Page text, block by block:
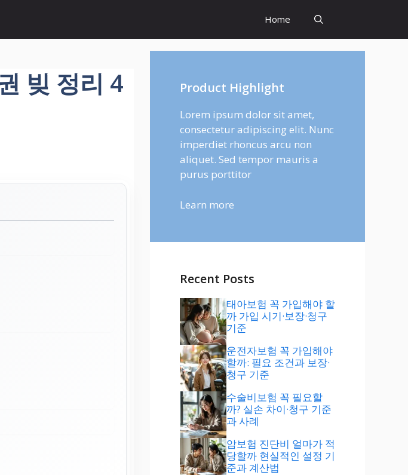
Home
빚 정리 4
Product Highlight
Lorem ipsum dolor sit amet,
consectetur adipiscing elit. Nunc
imperdiet rhoncus arcu non
aliquet. Sed tempor mauris a
purus porttitor
Learn more
Recent Posts
태아보험 꼭 가입해야 할
까 가입 시기·보장·청구
기준
운전자보험 꼭 가입해야
할까: 필요 조건과 보장·
청구 기준
수술비보험 꼭 필요할
까? 실손 차이·청구 기준
과 사례
암보험 진단비 얼마가 적
당할까 현실적인 설정 기
준과 계산법